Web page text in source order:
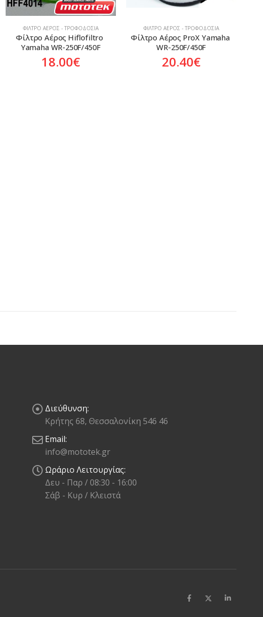
ΦΊΛΤΡΟ ΑΈΡΟΣ - ΤΡΟΦΟΔΟΣΊΑ
Φίλτρο Αέρος Hiflofiltro
Yamaha WR-250F/450F
18.00€
ΦΊΛΤΡΟ ΑΈΡΟΣ - ΤΡΟΦΟΔΟΣΊΑ
Φίλτρο Αέρος ProX Yamaha
WR-250F/450F
20.40€
Διεύθυνση:
Κρήτης 68, Θεσσαλονίκη 546 46
Email:
info@mototek.gr
Ωράριο Λειτουργίας:
Δευ - Παρ / 08:30 - 16:00
Σάβ - Κυρ / Κλειστά